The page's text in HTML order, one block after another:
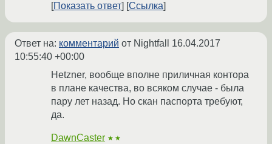
Показать ответ
Ссылка
Ответ на: комментарий от Nightfall 16.04.2017
10:55:40 +00:00
Hetzner, вообще вполне приличная контора
в плане качества, во всяком случае - была
пару лет назад. Но скан паспорта требуют,
да.
DawnCaster ★★